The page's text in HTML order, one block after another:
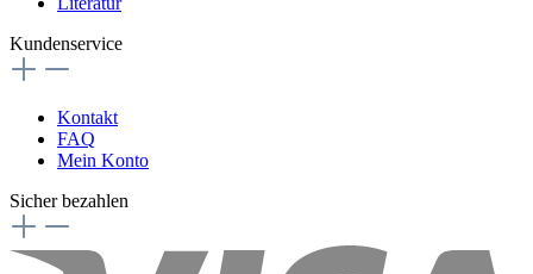
Kundenservice
Kontakt
FAQ
Mein Konto
Sicher bezahlen